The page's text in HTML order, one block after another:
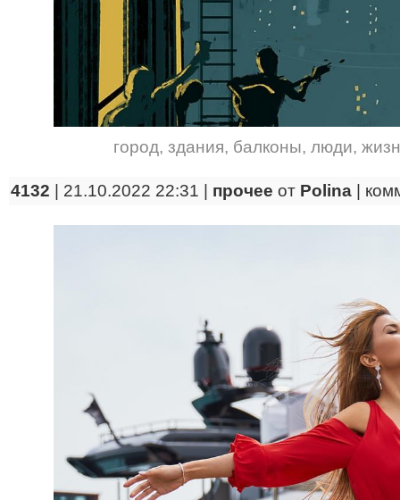
город, здания, балконы, люди,
4132 | 21.10.2022 22:31 | прочее от Polina